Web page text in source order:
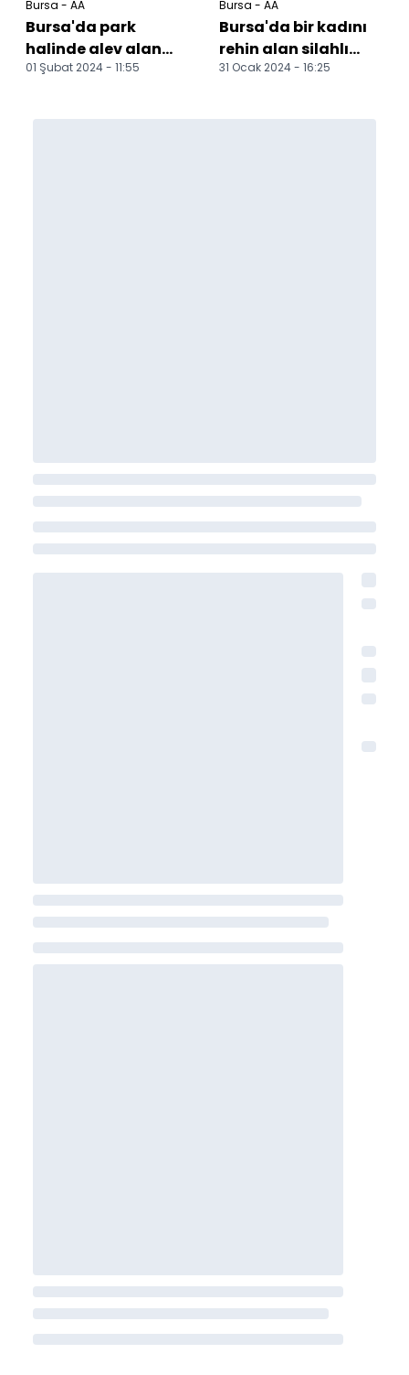
Bursa - AA
Bursa'da park
halinde alev alan
otobüs kullanılamaz
01 Şubat 2024 - 11:55
Bursa - AA
Bursa'da bir kadını
rehin alan silahlı
zanlının ölümüyle
31 Ocak 2024 - 16:25